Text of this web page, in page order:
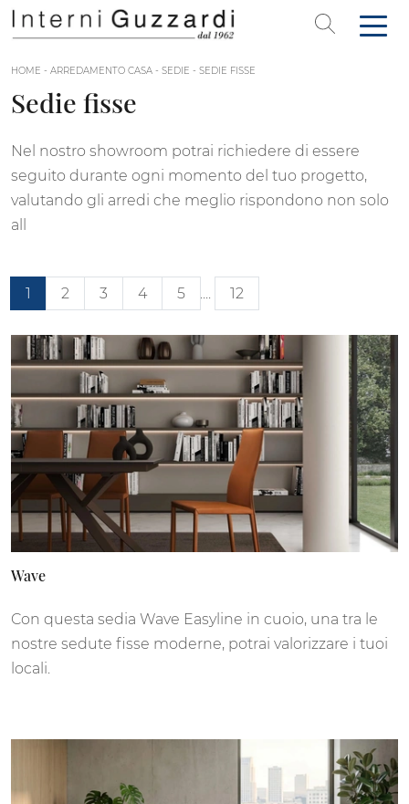
HOME - ARREDAMENTO CASA - SEDIE - SEDIE FISSE
Sedie fisse
Nel nostro showroom potrai richiedere di essere
seguito durante ogni momento del tuo progetto,
valutando gli arredi che meglio rispondono non solo
all
1 2 3 4 5 .... 12
Wave
Con questa sedia Wave Easyline in cuoio, una tra le
nostre sedute fisse moderne, potrai valorizzare i tuoi
locali.